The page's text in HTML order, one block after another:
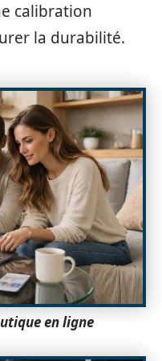
calibration
la durabilité.
en ligne